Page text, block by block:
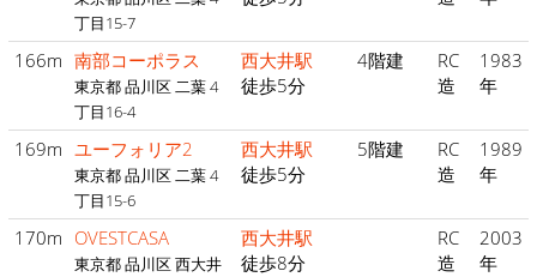
丁目15-7
166m 南部コーポラス
東京都 品川区 二葉 4
丁目16-4
西大井駅
徒歩5分
4階建
RC
造
1983
年
169m ユーフォリア2
東京都 品川区 二葉 4
丁目15-6
西大井駅
徒歩5分
5階建
RC
造
1989
年
170m OVESTCASA
東京都 品川区 西大井
西大井駅
徒歩8分
RC
造
2003
年